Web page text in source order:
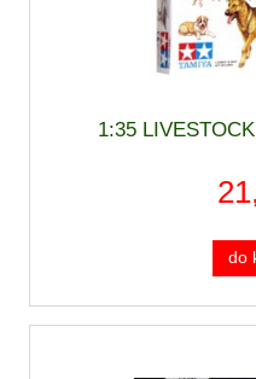
1:35
do